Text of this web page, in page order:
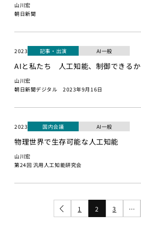
AI 基礎編
Physical
AI 2026
応用編1
Physical AI
2
Web工学
基礎プロ
ジネスモデル
AI起業サ
山川宏
朝日新聞
2023 記事・出演 AI一般
AIと私たち 人工知能、制御できるか
山川宏
朝日新聞デジタル 2023年9月16日
2023 国内会議 AI一般
物理世界で生存可能な人工知能
山川宏
第24回 汎用人工知能研究会
1 2 3 …